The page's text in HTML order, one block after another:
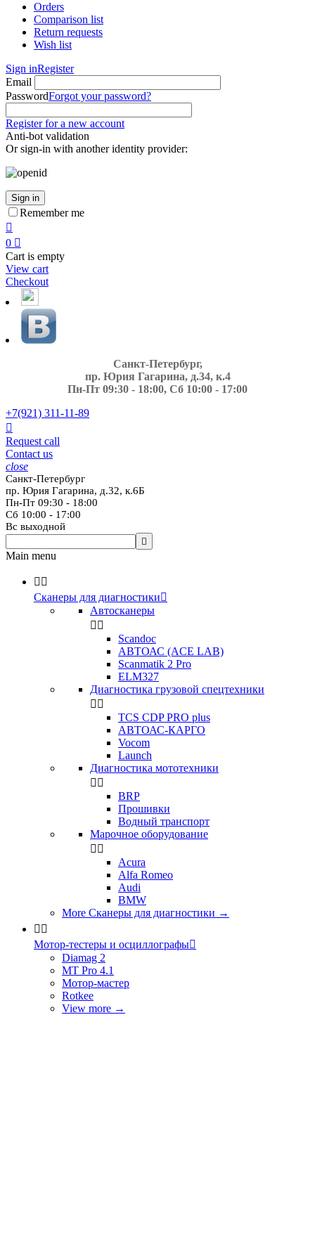
Orders
Comparison list
Return requests
Wish list
Sign inRegister
Email
PasswordForgot your password?
Register for a new account
Anti-bot validation
Or sign-in with another identity provider:
Sign in
Remember me

0 
Cart is empty
View cart
Checkout
Санкт-Петербург,
пр. Юрия Гагарина, д.34, к.4
Пн-Пт 09:30 - 18:00, Сб 10:00 - 17:00
+7(921) 311-11-89

Request call
Contact us
close
Санкт-Петербург
пр. Юрия Гагарина, д.32, к.6Б
Пн-Пт 09:30 - 18:00
Сб 10:00 - 17:00
Вс выходной

Main menu
 
Сканеры для диагностики
Автосканеры
 
Scandoc
АВТОАС (ACE LAB)
Scanmatik 2 Pro
ELM327
Диагностика грузовой спецтехники
 
TCS CDP PRO plus
АВТОАС-КАРГО
Vocom
Launch
Диагностика мототехники
 
BRP
Прошивки
Водный транспорт
Марочное оборудование
 
Acura
Alfa Romeo
Audi
BMW
More Сканеры для диагностики →
 
Мотор-тестеры и осциллографы
Diamag 2
MT Pro 4.1
Мотор-мастер
Rotkee
View more →